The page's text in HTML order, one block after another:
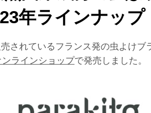
年ラインナップ
されているフランス発の虫よけブ
ンラインショップで発売しました。